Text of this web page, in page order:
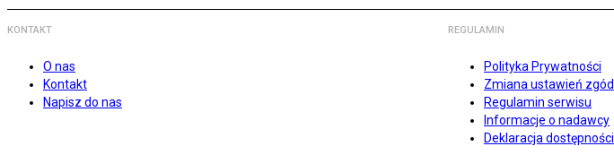
KONTAKT
O nas
Kontakt
Napisz do nas
REGULAMIN
Polityka Prywatności
Zmiana ustawień zgód
Regulamin serwisu
Informacje o nadawcy
Deklaracja dostępności